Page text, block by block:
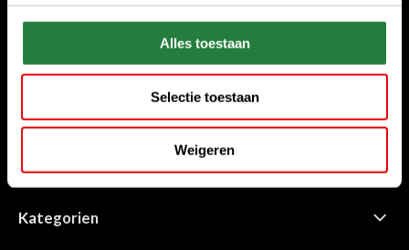
Alles toestaan
Selectie toestaan
Weigeren
Senden Sie uns eine E-Mail
sales@golfdriver.nl
Kundenservice
Informationen
Kategorien